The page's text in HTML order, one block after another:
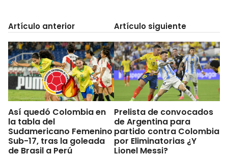
Artículo anterior
Así quedó Colombia en
la tabla del
Sudamericano Femenino
Sub-17, tras la goleada
de Brasil a Perú
Artículo siguiente
Prelista de convocados
de Argentina para
partido contra Colombia
por Eliminatorias ¿Y
Lionel Messi?